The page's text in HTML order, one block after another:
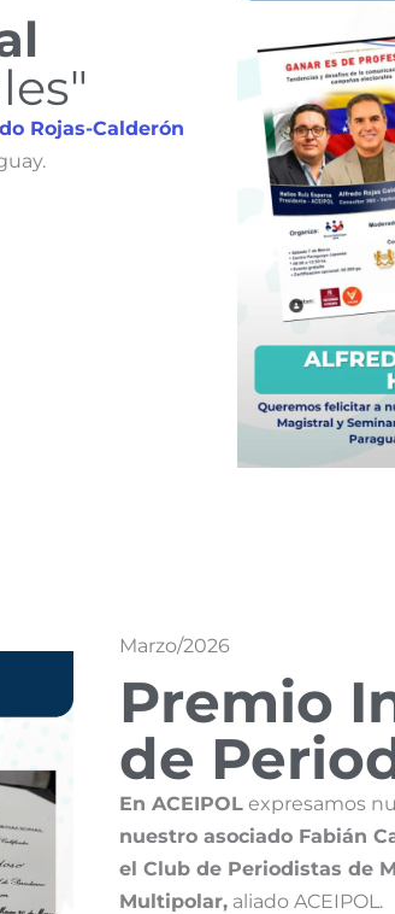
Rojas-Calderón
Marzo/2026
Premio
de
En ACEIPOL expresamos
nuestro asociado Fabián
el Club de Periodistas de
Multipolar, aliado ACEIPOL.